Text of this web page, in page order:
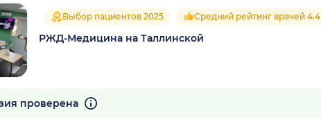
Выбор пациентов 2025 Средний рейтинг врачей 4.4
РЖД-Медицина на Таллинской
проверена